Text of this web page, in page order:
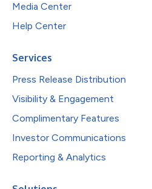
Media Center
Help Center
Services
Press Release Distribution
Visibility & Engagement
Complimentary Features
Investor Communications
Reporting & Analytics